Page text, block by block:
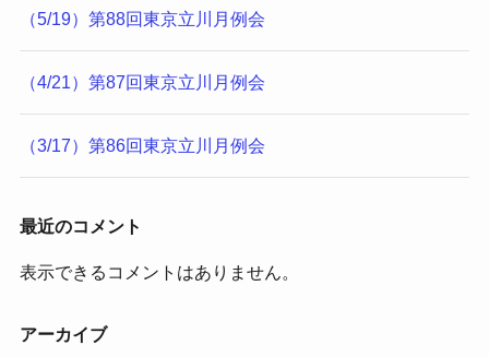
（5/19）第88回東京立川月例会
（4/21）第87回東京立川月例会
（3/17）第86回東京立川月例会
最近のコメント
表示できるコメントはありません。
アーカイブ